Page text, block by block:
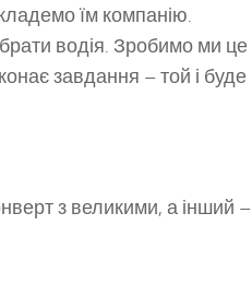
їм компанію.
водія. Зробимо ми це
завдання – той і буде
з великими, а інший –